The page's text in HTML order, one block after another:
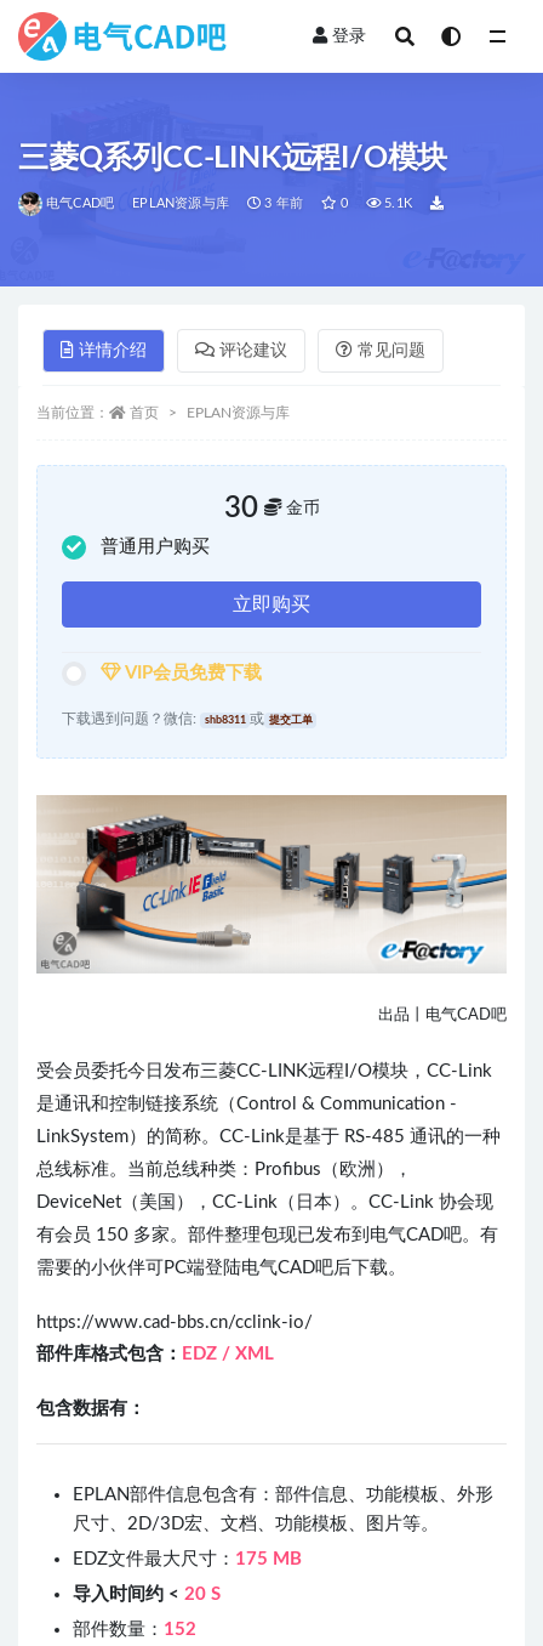
登录
三菱Q系列CC-LINK远程I/O模块
电气CAD吧 EPLAN资源与库 3 年前 0 5.1K
详情介绍 评论建议 常见问题
当前位置： 首页 EPLAN资源与库
30 金币
普通用户购买
立即购买
VIP会员免费下载
下载遇到问题？微信: shb8311 或 提交工单
出品丨电气CAD吧
受会员委托今日发布三菱CC-LINK远程I/O模块，CC-Link
是通讯和控制链接系统（Control & Communication -
LinkSystem）的简称。CC-Link是基于 RS-485 通讯的一种
总线标准。当前总线种类：Profibus（欧洲），
DeviceNet（美国），CC-Link（日本）。CC-Link 协会现
有会员 150 多家。部件整理包现已发布到电气CAD吧。有
需要的小伙伴可PC端登陆电气CAD吧后下载。
https://www.cad-bbs.cn/cclink-io/
部件库格式包含： EDZ / XML
包含数据有：
EPLAN部件信息包含有：部件信息、功能模板、外形
尺寸、2D/3D宏、文档、功能模板、图片等。
EDZ文件最大尺寸： 175 MB
导入时间约 < 20 S
部件数量： 152